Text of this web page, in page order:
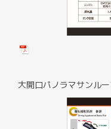
大開口パノラマサンル